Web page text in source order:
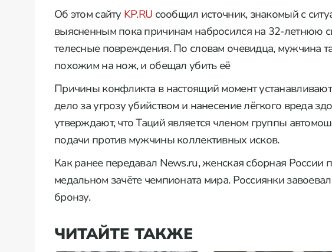
Об этом сайту KP.RU сообщил источник, знакомый с
выясненным пока причинам набросился на 32-летнюю
телесные повреждения. По словам очевидца, мужчина
похожим на нож, и обещал убить её
Причины конфликта в настоящий момент
дело за угрозу убийством и нанесение лёгкого вреда
утверждают, что Таций является членом группы
подачи против мужчины коллективных исков.
Как ранее передавал News.ru, женская сборная России
медальном зачёте чемпионата мира. Россиянки
бронзу.
ЧИТАЙТЕ ТАКЖЕ